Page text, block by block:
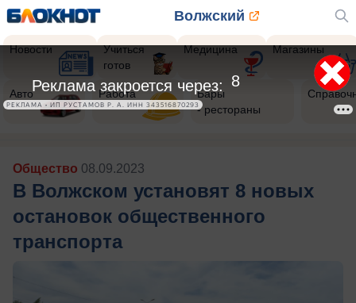
Волжский
Новости
Учиться
готов
Медицина Магазины
Авто Работа
Бары
- рестораны
Общество 08.09.2023
В Волжском установят 8 новых
остановок общественного
транспорта
5
Реклама закроется через:
РЕКЛАМА • ИП РУСТАМОВ Р. А. ИНН 343516870293